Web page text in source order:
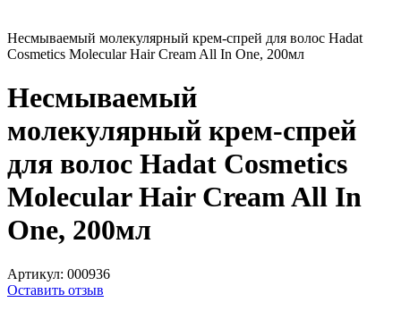
Несмываемый молекулярный крем-спрей для волос Hadat
Cosmetics Molecular Hair Cream All In One, 200мл
Несмываемый
молекулярный крем-спрей
для волос Hadat Cosmetics
Molecular Hair Cream All In
One, 200мл
Артикул: 000936
Оставить отзыв